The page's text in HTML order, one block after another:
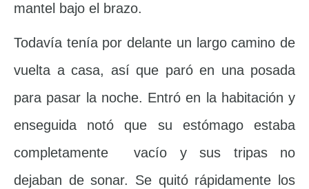
mantel bajo el brazo.
Todavía tenía por delante un largo camino de
vuelta a casa, así que paró en una posada
para pasar la noche. Entró en la habitación y
enseguida notó que su estómago estaba
completamente vacío y sus tripas no
dejaban de sonar. Se quitó rápidamente los